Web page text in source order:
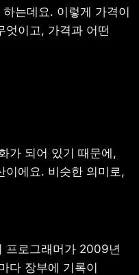
는데요. 이렇게 가격이
엇이고, 가격과 어떤
가 되어 있기 때문에,
이에요. 비슷한 의미로,
프로그래머가 2009년
다 장부에 기록이